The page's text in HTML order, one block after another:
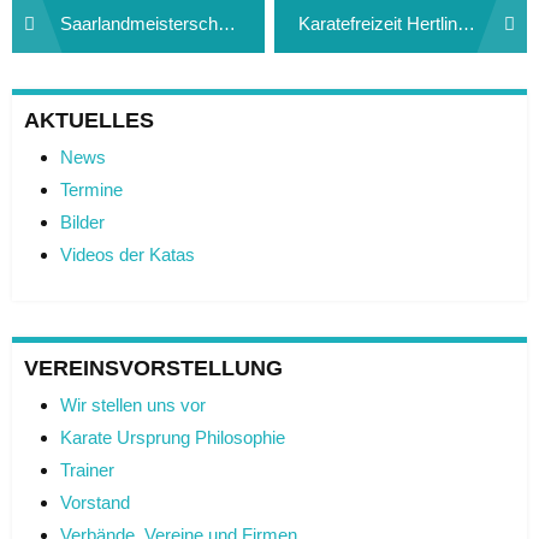
Beitragsnavigation
Saarlandmeisterschaft 2018-2 Karatefreizeit Hertlingshausen 2018-2
AKTUELLES
News
Termine
Bilder
Videos der Katas
VEREINSVORSTELLUNG
Wir stellen uns vor
Karate Ursprung Philosophie
Trainer
Vorstand
Verbände, Vereine und Firmen